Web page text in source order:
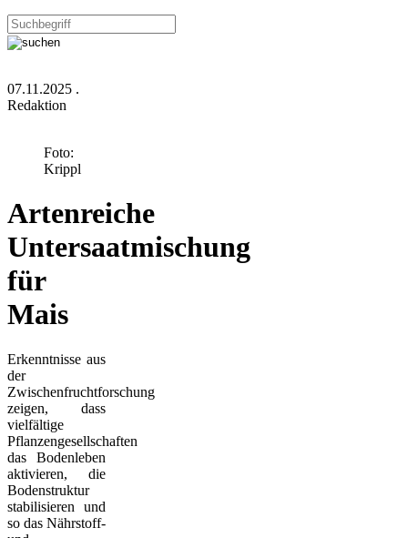
07.11.2025 .
Redaktion
Foto:
Krippl
Artenreiche
Untersaatmischung
für
Mais
Erkenntnisse aus
der
Zwischenfruchtforschung
zeigen, dass
vielfältige
Pflanzengesellschaften
das Bodenleben
aktivieren, die
Bodenstruktur
stabilisieren und
so das Nährstoff-